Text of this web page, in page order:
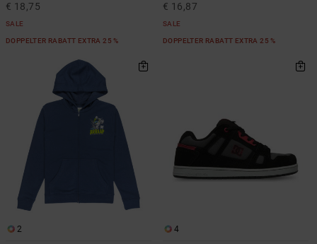
€ 18,75
SALE
DOPPELTER RABATT EXTRA 25 %
€ 16,87
SALE
DOPPELTER RABATT EXTRA 25 %
2 4